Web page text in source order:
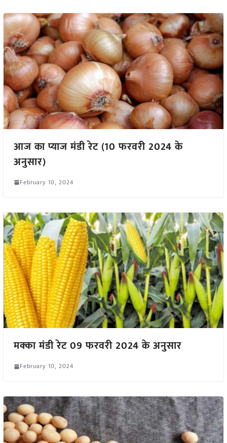
आज का प्याज मंडी रेट (10 फरवरी 2024 के
अनुसार)
February 10, 2024
मक्का मंडी रेट 09 फरवरी 2024 के अनुसार
February 10, 2024